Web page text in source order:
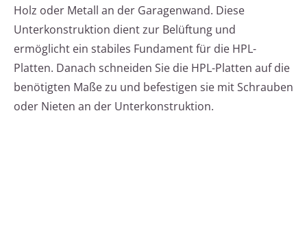
Holz oder Metall an der Garagenwand. Diese
Unterkonstruktion dient zur Belüftung und
ermöglicht ein stabiles Fundament für die HPL-
Platten. Danach schneiden Sie die HPL-Platten auf die
benötigten Maße zu und befestigen sie mit Schrauben
oder Nieten an der Unterkonstruktion.